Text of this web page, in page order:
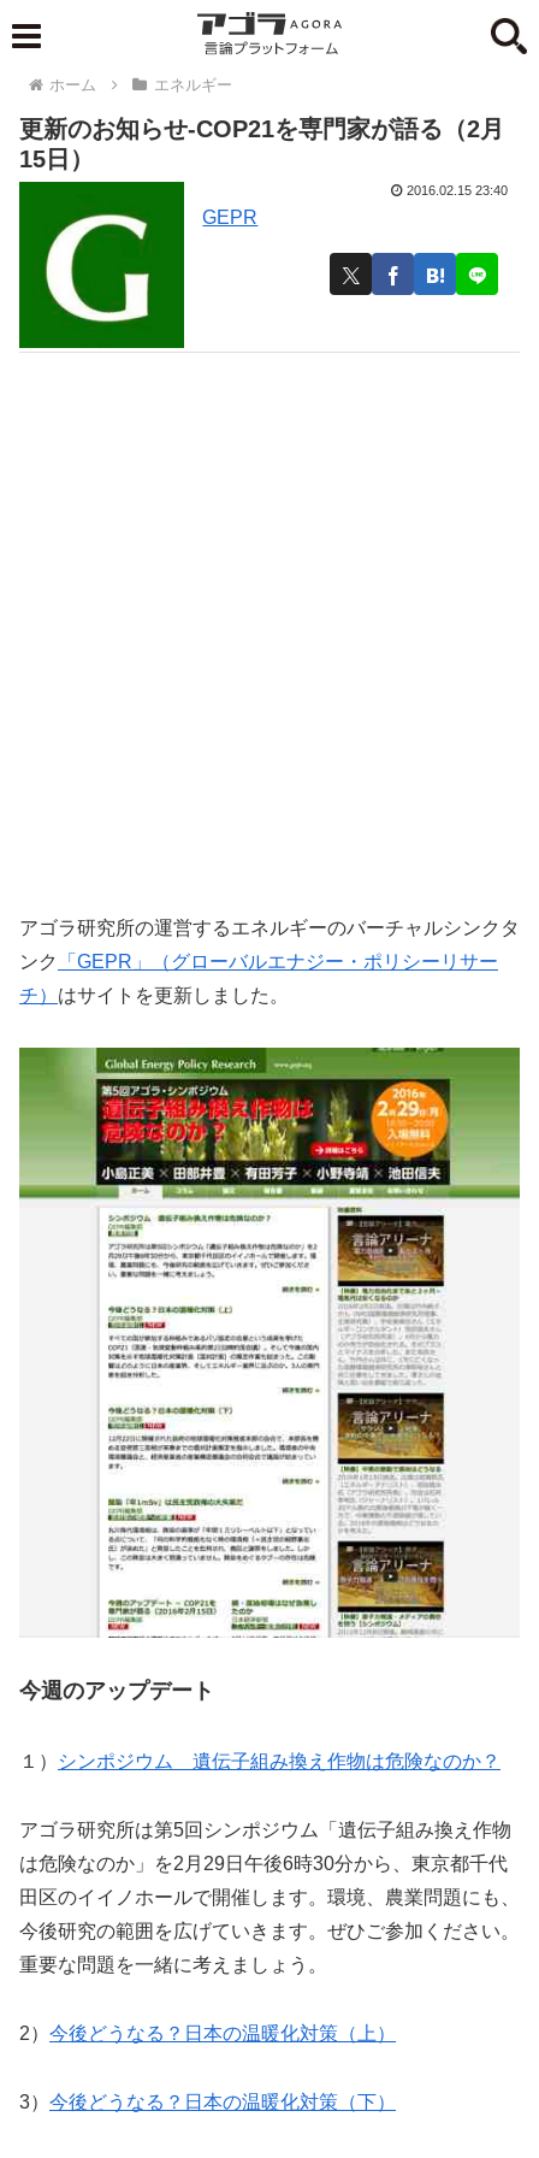
ホーム エネルギー
更新のお知らせ-COP21を専門家が語る（2月
15日）
GEPR
2016.02.15 23:40
アゴラ研究所の運営するエネルギーのバーチャルシンクタ
ンク
「GEPR」（グローバルエナジー・ポリシーリサー
チ） はサイトを更新しました。
今週のアップデート
１） シンポジウム 遺伝子組み換え作物は危険なのか？
アゴラ研究所は第5回シンポジウム「遺伝子組み換え作物
は危険なのか」を2月29日午後6時30分から、東京都千代
田区のイイノホールで開催します。環境、農業問題にも、
今後研究の範囲を広げていきます。ぜひご参加ください。
重要な問題を一緒に考えましょう。
2） 今後どうなる？日本の温暖化対策（上）
3） 今後どうなる？日本の温暖化対策（下）